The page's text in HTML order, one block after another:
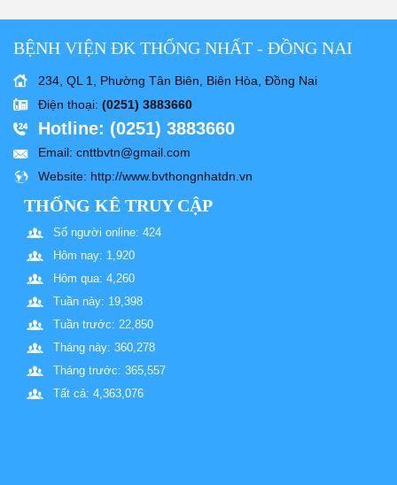
BỆNH VIỆN ĐK THỐNG NHẤT - ĐỒNG NAI
234, QL 1, Phường Tân Biên, Biên Hòa, Đồng Nai
Điện thoại: (0251) 3883660
Hotline: (0251) 3883660
Email: cnttbvtn@gmail.com
Website: http://www.bvthongnhatdn.vn
THỐNG KÊ TRUY CẬP
Số người online: 424
Hôm nay: 1,920
Hôm qua: 4,260
Tuần này: 19,398
Tuần trước: 22,850
Tháng này: 360,278
Tháng trước: 365,557
Tất cả: 4,363,076